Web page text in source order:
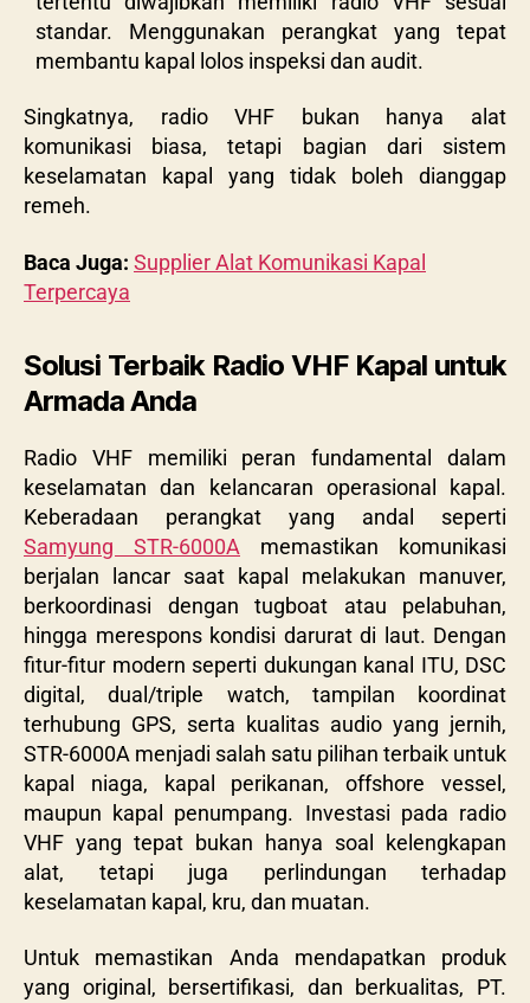
standar. Menggunakan perangkat yang tepat
membantu kapal lolos inspeksi dan audit.
Singkatnya, radio VHF bukan hanya alat
komunikasi biasa, tetapi bagian dari sistem
keselamatan kapal yang tidak boleh dianggap
remeh.
Baca Juga: Supplier Alat Komunikasi Kapal
Terpercaya
Solusi Terbaik Radio VHF Kapal untuk
Armada Anda
Radio VHF memiliki peran fundamental dalam
keselamatan dan kelancaran operasional kapal.
Keberadaan perangkat yang andal seperti
Samyung STR-6000A memastikan komunikasi
berjalan lancar saat kapal melakukan manuver,
berkoordinasi dengan tugboat atau pelabuhan,
hingga merespons kondisi darurat di laut. Dengan
fitur-fitur modern seperti dukungan kanal ITU, DSC
digital, dual/triple watch, tampilan koordinat
terhubung GPS, serta kualitas audio yang jernih,
STR-6000A menjadi salah satu pilihan terbaik untuk
kapal niaga, kapal perikanan, offshore vessel,
maupun kapal penumpang. Investasi pada radio
VHF yang tepat bukan hanya soal kelengkapan
alat, tetapi juga perlindungan terhadap
keselamatan kapal, kru, dan muatan.
Untuk memastikan Anda mendapatkan produk
yang original, bersertifikasi, dan berkualitas, PT.